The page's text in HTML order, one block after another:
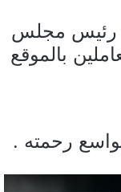
رئيس مجلس
بالموقع
رحمته .